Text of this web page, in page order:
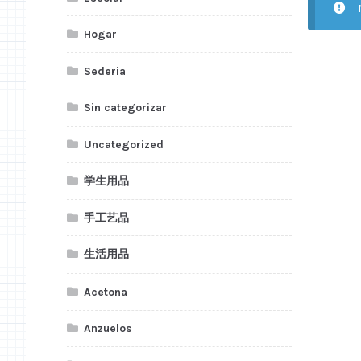
Hogar
Sederia
Sin categorizar
Uncategorized
学生用品
手工艺品
生活用品
Acetona
Anzuelos